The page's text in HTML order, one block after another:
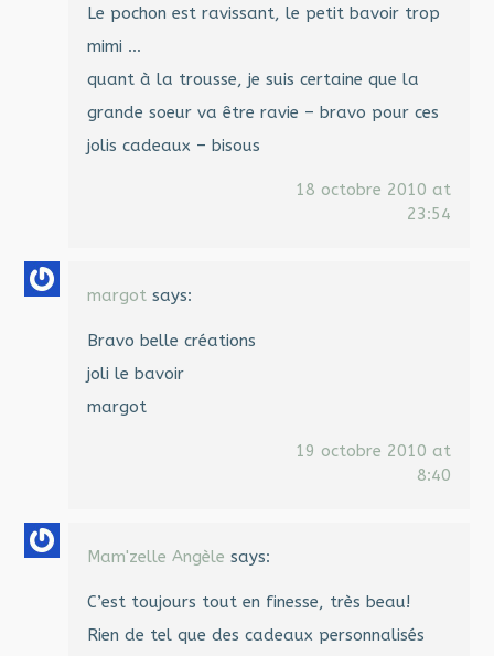
Le pochon est ravissant, le petit bavoir trop
mimi …
quant à la trousse, je suis certaine que la
grande soeur va être ravie – bravo pour ces
jolis cadeaux – bisous
18 octobre 2010 at
23:54
margot says:
Bravo belle créations
joli le bavoir
margot
19 octobre 2010 at
8:40
Mam'zelle Angèle says:
C’est toujours tout en finesse, très beau!
Rien de tel que des cadeaux personnalisés